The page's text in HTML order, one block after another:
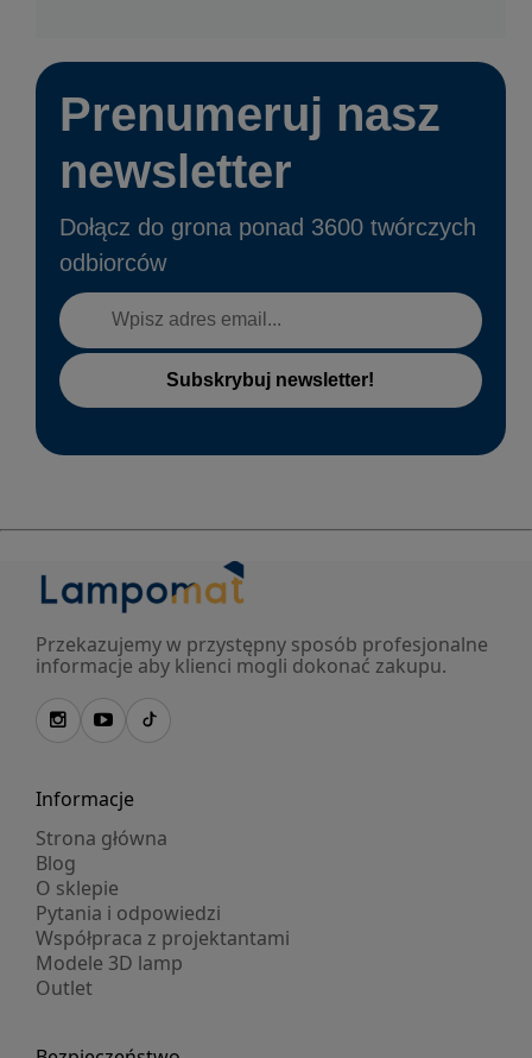
Prenumeruj nasz
newsletter
Dołącz do grona ponad 3600 twórczych
odbiorców
Subskrybuj newsletter!
Przekazujemy w przystępny sposób profesjonalne
informacje aby klienci mogli dokonać zakupu.
Informacje
Strona główna
Blog
O sklepie
Pytania i odpowiedzi
Współpraca z projektantami
Modele 3D lamp
Outlet